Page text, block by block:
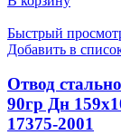
Быстрый
Добавить в
Отвод
90гр Дн
17375-2001